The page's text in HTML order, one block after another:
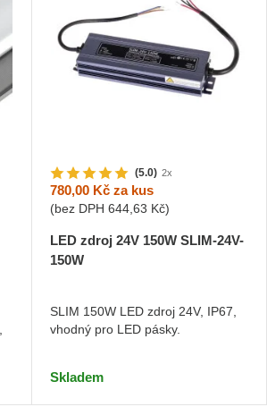
(5.0) 2x
780,00 Kč za kus
(bez DPH644,63 Kč)
LED zdroj 24V 150W SLIM-24V-
150W
SLIM 150W LED zdroj 24V, IP67,
vhodný pro LED pásky.
Skladem